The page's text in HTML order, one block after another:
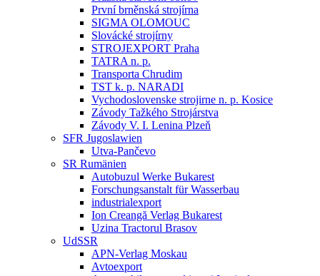
První brněnská strojírna
SIGMA OLOMOUC
Slovácké strojírny
STROJEXPORT Praha
TATRA n. p.
Transporta Chrudim
TST k. p. NARADI
Vychodoslovenske strojirne n. p. Kosice
Závody Tažkého Strojárstva
Závody V. I. Lenina Plzeň
SFR Jugoslawien
Utva-Pančevo
SR Rumänien
Autobuzul Werke Bukarest
Forschungsanstalt für Wasserbau
industrialexport
Ion Creangă Verlag Bukarest
Uzina Tractorul Brasov
UdSSR
APN-Verlag Moskau
Avtoexport